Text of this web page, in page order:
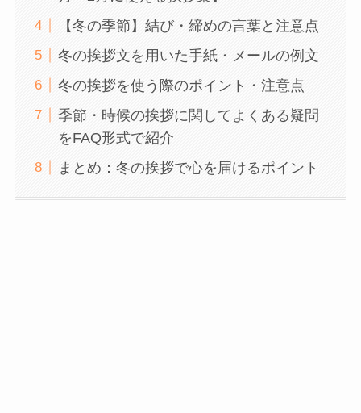
【冬の季節】結び・締めの言葉と注意点
冬の挨拶文を用いた手紙・メールの例文
冬の挨拶を使う際のポイント・注意点
季節・時候の挨拶に関してよくある疑問
をFAQ形式で紹介
まとめ：冬の挨拶で心を届けるポイント